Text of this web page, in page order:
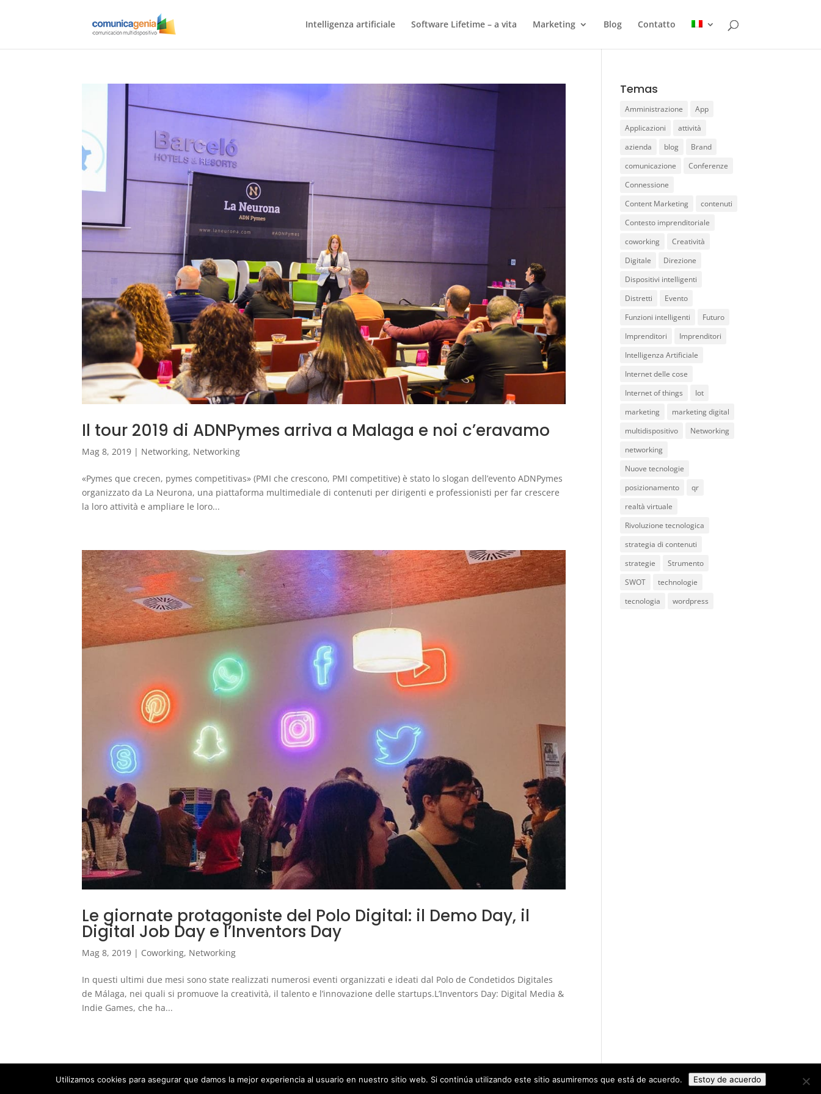
Intelligenza artificiale Software Lifetime – a vita Marketing Blog Contatto
Il tour 2019 di ADNPymes arriva a Malaga e noi c’eravamo
Mag 8, 2019 | Networking, Networking
«Pymes que crecen, pymes competitivas» (PMI che crescono, PMI competitive) è stato lo slogan dell’evento ADNPymes
organizzato da La Neurona, una piattaforma multimediale di contenuti per dirigenti e professionisti per far crescere
la loro attività e ampliare le loro...
Le giornate protagoniste del Polo Digital: il Demo Day, il
Digital Job Day e l’Inventors Day
Mag 8, 2019 | Coworking, Networking
In questi ultimi due mesi sono state realizzati numerosi eventi organizzati e ideati dal Polo de Condetidos Digitales
de Málaga, nei quali si promuove la creatività, il talento e l’innovazione delle startups.L’Inventors Day: Digital Media &
Indie Games, che ha...
Temas
Amministrazione
App
Applicazioni
attività
azienda
blog
Brand
comunicazione
Conferenze
Connessione
Content Marketing
contenuti
Contesto imprenditoriale
coworking
Creatività
Digitale
Direzione
Dispositivi intelligenti
Distretti
Evento
Funzioni intelligenti
Futuro
Imprenditori
Imprenditori
Intelligenza Artificiale
Internet delle cose
Internet of things
Iot
marketing
marketing digital
multidispositivo
Networking
networking
Nuove tecnologie
posizionamento
qr
realtà virtuale
Rivoluzione tecnologica
strategia di contenuti
strategie
Strumento
SWOT
technologie
tecnologia
wordpress
@ 2005ComunicaGeniaTeléfono: 618731898 |Mapa web|Privacidad y aviso legal
Utilizamos cookies para asegurar que damos la mejor experiencia al usuario en nuestro sitio web. Si continúa utilizando este sitio asumiremos que está de acuerdo. Estoy de acuerdo